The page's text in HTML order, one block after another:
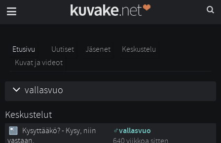
Etusivu Uutiset Jäsenet
Keskustelu
Kuvat ja videot
vallasvuo
Keskustelut
Kysyttääkö? - Kysy, niin
vastaan.
vallasvuo
640 viikkoa sitten